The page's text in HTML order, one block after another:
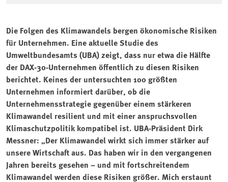
Die Folgen des Klimawandels bergen ökonomische Risiken
für Unternehmen. Eine aktuelle Studie des
Umweltbundesamts (UBA) zeigt, dass nur etwa die Hälfte
der DAX-30-Unternehmen öffentlich zu diesen Risiken
berichtet. Keines der untersuchten 100 größten
Unternehmen informiert darüber, ob die
Unternehmensstrategie gegenüber einem stärkeren
Klimawandel resilient und mit einer anspruchsvollen
Klimaschutzpolitik kompatibel ist. UBA-Präsident Dirk
Messner: „Der Klimawandel wirkt sich immer stärker auf
unsere Wirtschaft aus. Das haben wir in den vergangenen
Jahren bereits gesehen – und mit fortschreitendem
Klimawandel werden diese Risiken größer. Mich erstaunt